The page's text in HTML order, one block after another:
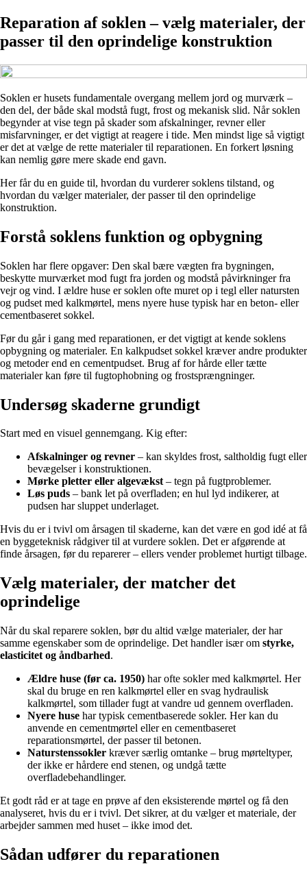
Reparation af soklen – vælg materialer, der
passer til den oprindelige konstruktion
Soklen er husets fundamentale overgang mellem jord og murværk –
den del, der både skal modstå fugt, frost og mekanisk slid. Når soklen
begynder at vise tegn på skader som afskalninger, revner eller
misfarvninger, er det vigtigt at reagere i tide. Men mindst lige så vigtigt
er det at vælge de rette materialer til reparationen. En forkert løsning
kan nemlig gøre mere skade end gavn.
Her får du en guide til, hvordan du vurderer soklens tilstand, og
hvordan du vælger materialer, der passer til den oprindelige
konstruktion.
Forstå soklens funktion og opbygning
Soklen har flere opgaver: Den skal bære vægten fra bygningen,
beskytte murværket mod fugt fra jorden og modstå påvirkninger fra
vejr og vind. I ældre huse er soklen ofte muret op i tegl eller natursten
og pudset med kalkmørtel, mens nyere huse typisk har en beton- eller
cementbaseret sokkel.
Før du går i gang med reparationen, er det vigtigt at kende soklens
opbygning og materialer. En kalkpudset sokkel kræver andre produkter
og metoder end en cementpudset. Brug af for hårde eller tætte
materialer kan føre til fugtophobning og frostsprængninger.
Undersøg skaderne grundigt
Start med en visuel gennemgang. Kig efter:
Afskalninger og revner – kan skyldes frost, saltholdig fugt eller
bevægelser i konstruktionen.
Mørke pletter eller algevækst– tegn på fugtproblemer.
Løs puds – bank let på overfladen; en hul lyd indikerer, at
pudsen har sluppet underlaget.
Hvis du er i tvivl om årsagen til skaderne, kan det være en god idé at få
en byggeteknisk rådgiver til at vurdere soklen. Det er afgørende at
finde årsagen, før du reparerer – ellers vender problemet hurtigt tilbage.
Vælg materialer, der matcher det
oprindelige
Når du skal reparere soklen, bør du altid vælge materialer, der har
samme egenskaber som de oprindelige. Det handler især om styrke,
elasticitet og åndbarhed.
Ældre huse (før ca. 1950) har ofte sokler med kalkmørtel. Her
skal du bruge en ren kalkmørtel eller en svag hydraulisk
kalkmørtel, som tillader fugt at vandre ud gennem overfladen.
Nyere huse har typisk cementbaserede sokler. Her kan du
anvende en cementmørtel eller en cementbaseret
reparationsmørtel, der passer til betonen.
Naturstenssokler kræver særlig omtanke – brug mørteltyper,
der ikke er hårdere end stenen, og undgå tætte
overfladebehandlinger.
Et godt råd er at tage en prøve af den eksisterende mørtel og få den
analyseret, hvis du er i tvivl. Det sikrer, at du vælger et materiale, der
arbejder sammen med huset – ikke imod det.
Sådan udfører du reparationen